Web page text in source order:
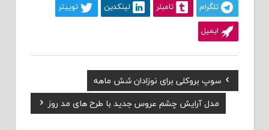
تلگرام تامبلر لینکدین توییتر
ایمیل
راهبری
نوشته
Previous
Post:
سوپ بروکلی برای نوزادان شش ماهه
Next
Post:
مدل آرایش چشم عروس جدید با طرح های مد روز